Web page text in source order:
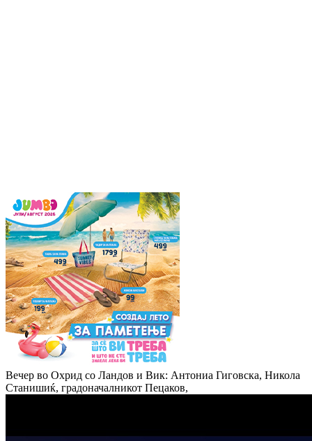
Вечер во Охрид со Ландов и Вик: Антониа Гиговска, Никола
Станишиќ, градоначалникот Пецаков,